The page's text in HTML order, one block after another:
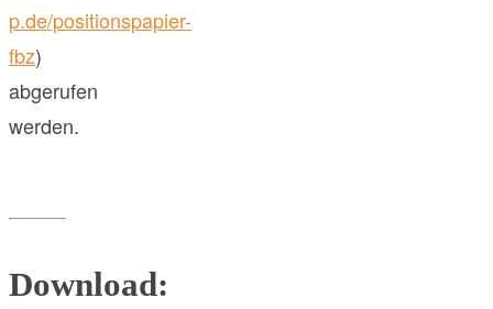
p.de/positionspapier-
fbz)
abgerufen
werden.
Download: